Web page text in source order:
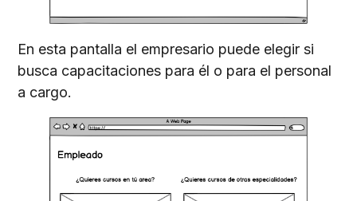
En esta pantalla el empresario puede elegir si
busca capacitaciones para él o para el personal
a cargo.